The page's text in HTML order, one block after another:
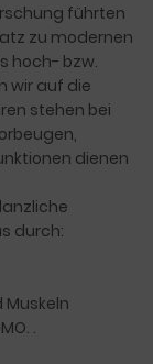
führten
zu modernen
hoch- bzw.
wir auf die
stehen bei
dienen
durch:
.